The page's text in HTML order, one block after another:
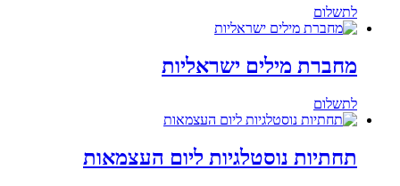
לתשלום
מחברת מילים ישראליות
לתשלום
תחתיות נוסטלגיות ליום העצמאות